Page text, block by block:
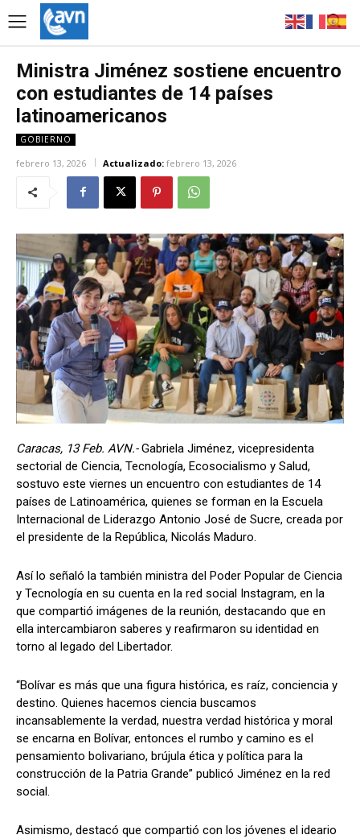
Ministra Jiménez sostiene encuentro
con estudiantes de 14 países
latinoamericanos
GOBIERNO
febrero 13, 2026 Actualizado: febrero 13, 2026
Caracas, 13 Feb. AVN.-Gabriela Jiménez, vicepresidenta
sectorial de Ciencia, Tecnología, Ecosocialismo y Salud,
sostuvo este viernes un encuentro con estudiantes de 14
países de Latinoamérica, quienes se forman en la Escuela
Internacional de Liderazgo Antonio José de Sucre, creada por
el presidente de la República, Nicolás Maduro.
Así lo señaló la también ministra del Poder Popular de Ciencia
y Tecnología en su cuenta en la red social Instagram, en la
que compartió imágenes de la reunión, destacando que en
ella intercambiaron saberes y reafirmaron su identidad en
torno al legado del Libertador.
“Bolívar es más que una figura histórica, es raíz, conciencia y
destino. Quienes hacemos ciencia buscamos
incansablemente la verdad, nuestra verdad histórica y moral
se encarna en Bolívar, entonces el rumbo y camino es el
pensamiento bolivariano, brújula ética y política para la
construcción de la Patria Grande” publicó Jiménez en la red
social.
Asimismo, destacó que compartió con los jóvenes el ideario